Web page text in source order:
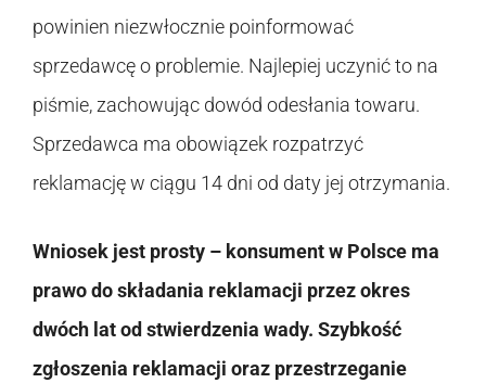
powinien niezwłocznie poinformować
sprzedawcę o problemie. Najlepiej uczynić to na
piśmie, zachowując dowód odesłania towaru.
Sprzedawca ma obowiązek rozpatrzyć
reklamację w ciągu 14 dni od daty jej otrzymania.
Wniosek jest prosty – konsument w Polsce ma
prawo do składania reklamacji przez okres
dwóch lat od stwierdzenia wady. Szybkość
zgłoszenia reklamacji oraz przestrzeganie